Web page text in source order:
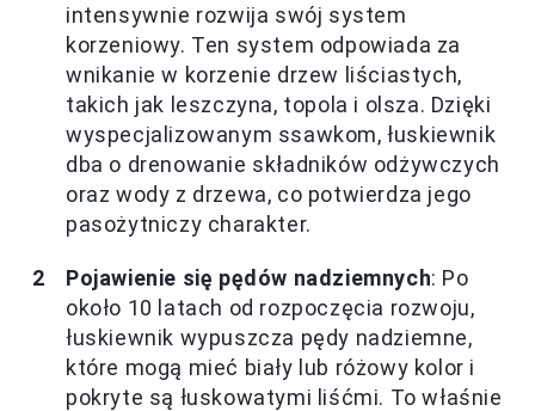
intensywnie rozwija swój system
korzeniowy. Ten system odpowiada za
wnikanie w korzenie drzew liściastych,
takich jak leszczyna, topola i olsza. Dzięki
wyspecjalizowanym ssawkom, łuskiewnik
dba o drenowanie składników odżywczych
oraz wody z drzewa, co potwierdza jego
pasożytniczy charakter.
Pojawienie się pędów nadziemnych: Po
około 10 latach od rozpoczęcia rozwoju,
łuskiewnik wypuszcza pędy nadziemne,
które mogą mieć biały lub różowy kolor i
pokryte są łuskowatymi liśćmi. To właśnie